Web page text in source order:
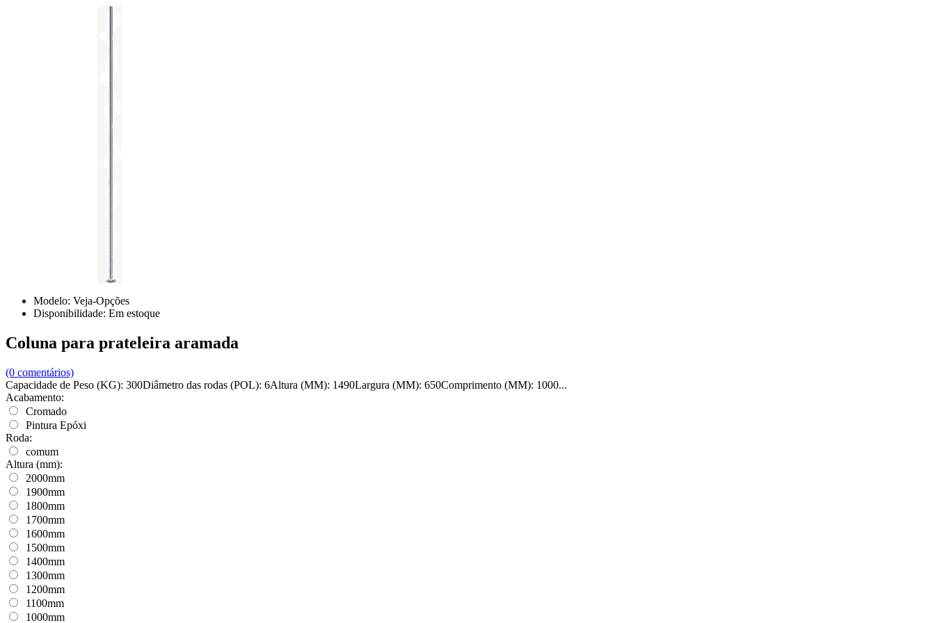
Modelo: Veja-Opções
Disponibilidade: Em estoque
Coluna para prateleira aramada
(0 comentários)
Capacidade de Peso (KG): 300Diâmetro das rodas (POL): 6Altura (MM): 1490Largura (MM): 650Comprimento (MM): 1000...
Acabamento:
Cromado
Pintura Epóxi
Roda:
comum
Altura (mm):
2000mm
1900mm
1800mm
1700mm
1600mm
1500mm
1400mm
1300mm
1200mm
1100mm
1000mm